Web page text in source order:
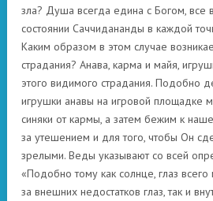
зла? Душа всегда едина с Богом, все
состоянии Саччидананды в каждой
Каким образом в этом случае
страдания? Анава, карма и майя,
этого видимого страдания. Подобно
игрушки анавы на игровой площадке
синяки от кармы, а затем бежим к
за утешением и для того, чтобы Он
зрелыми. Веды указывают со всей
«Подобно тому как солнце, глаз всего
за внешних недостатков глаз, так и